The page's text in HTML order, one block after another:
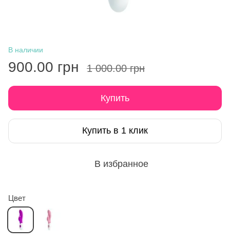
В наличии
900.00 грн 1 000.00 грн
Купить
Купить в 1 клик
В избранное
Цвет